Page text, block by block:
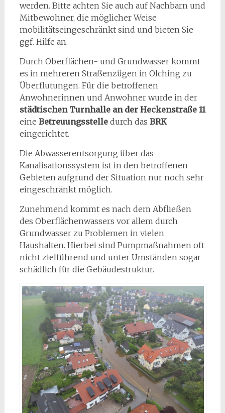
werden. Bitte achten Sie auch auf Nachbarn und
Mitbewohner, die möglicher Weise
mobilitätseingeschränkt sind und bieten Sie
ggf. Hilfe an.
Durch Oberflächen- und Grundwasser kommt
es in mehreren Straßenzügen in Olching zu
Überflutungen. Für die betroffenen
Anwohnerinnen und Anwohner wurde in der
städtischen Turnhalle an der Heckenstraße 11
eine Betreuungsstelledurch das BRK
eingerichtet.
Die Abwasserentsorgung über das
Kanalisationssystem ist in den betroffenen
Gebieten aufgrund der Situation nur noch sehr
eingeschränkt möglich.
Zunehmend kommt es nach dem Abfließen
des Oberflächenwassers vor allem durch
Grundwasser zu Problemen in vielen
Haushalten. Hierbei sind Pumpmaßnahmen oft
nicht zielführend und unter Umständen sogar
schädlich für die Gebäudestruktur.